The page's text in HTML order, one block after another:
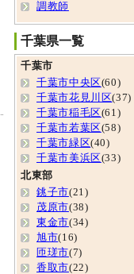
調教師
千葉県一覧
千葉市
千葉市中央区 (60)
千葉市花見川区(37)
千葉市稲毛区 (61)
千葉市若葉区 (58)
千葉市緑区(40)
千葉市美浜区 (33)
北東部
銚子市(21)
茂原市(38)
東金市(34)
旭市(16)
匝瑳市(7)
香取市(22)